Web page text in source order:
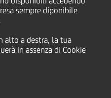
sempre diponibile
alto a destra, la tua
in assenza di Cookie